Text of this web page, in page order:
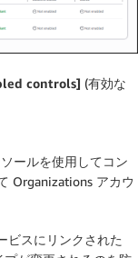
controls] (有効な
ールを使用してコン
Organizations アカウ
ビスにリンクされた